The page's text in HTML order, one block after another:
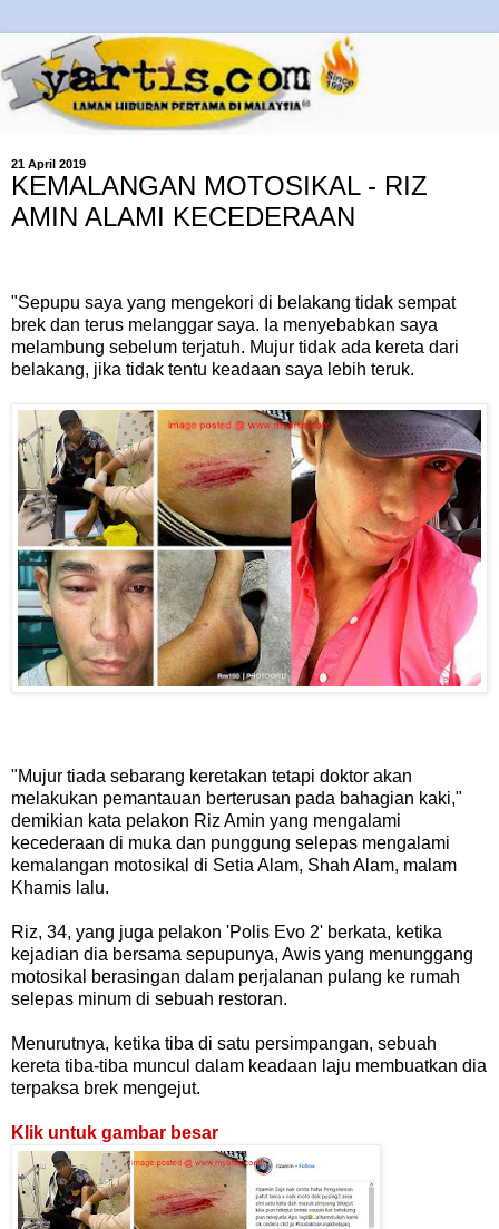
21 April 2019
KEMALANGAN MOTOSIKAL - RIZ
AMIN ALAMI KECEDERAAN
"Sepupu saya yang mengekori di belakang tidak sempat
brek dan terus melanggar saya. Ia menyebabkan saya
melambung sebelum terjatuh. Mujur tidak ada kereta dari
belakang, jika tidak tentu keadaan saya lebih teruk.
"Mujur tiada sebarang keretakan tetapi doktor akan
melakukan pemantauan berterusan pada bahagian kaki,"
demikian kata pelakon Riz Amin yang mengalami
kecederaan di muka dan punggung selepas mengalami
kemalangan motosikal di Setia Alam, Shah Alam, malam
Khamis lalu.
Riz, 34, yang juga pelakon 'Polis Evo 2' berkata, ketika
kejadian dia bersama sepupunya, Awis yang menunggang
motosikal berasingan dalam perjalanan pulang ke rumah
selepas minum di sebuah restoran.
Menurutnya, ketika tiba di satu persimpangan, sebuah
kereta tiba-tiba muncul dalam keadaan laju membuatkan dia
terpaksa brek mengejut.
Klik untuk gambar besar